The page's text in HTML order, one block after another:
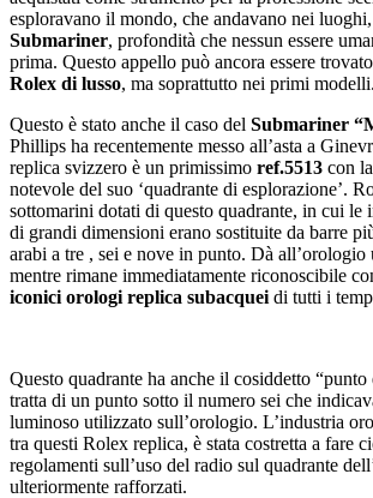
esploravano il mondo, che andavano nei
Submariner, profondità che nessun essere
prima. Questo appello può ancora essere
Rolex di lusso, ma soprattutto nei primi modelli.
Questo è stato anche il caso del Submariner
Phillips ha recentemente messo all’asta a
replica svizzero è un primissimo ref.5513 con
notevole del suo ‘quadrante di esplorazione’.
sottomarini dotati di questo quadrante, in cui le
di grandi dimensioni erano sostituite da barre
arabi a tre , sei e nove in punto. Dà
mentre rimane immediatamente riconoscibile
iconici orologi replica subacquei di tutti i
Questo quadrante ha anche il cosiddetto “punto
tratta di un punto sotto il numero sei che
luminoso utilizzato sull’orologio. L’industria
tra questi Rolex replica, è stata costretta a fare
regolamenti sull’uso del radio sul quadrante
ulteriormente rafforzati.